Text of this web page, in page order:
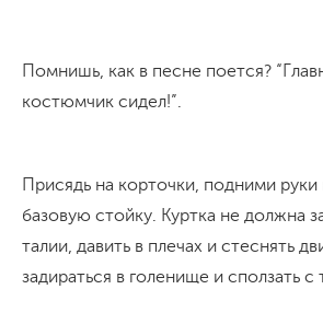
Помнишь, как в песне поется?
костюмчик сидел!”.
Присядь на корточки, подними руки
базовую стойку. Куртка не должна
талии, давить в плечах и стеснять
задираться в голенище и сползать с